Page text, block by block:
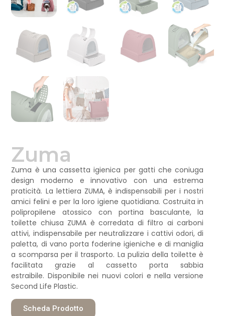
Zuma
Zuma è una cassetta igienica per gatti che coniuga
design moderno e innovativo con una estrema
praticità. La lettiera ZUMA, è indispensabili per i nostri
amici felini e per la loro igiene quotidiana. Costruita in
polipropilene atossico con portina basculante, la
toilette chiusa ZUMA è corredata di filtro ai carboni
attivi, indispensabile per neutralizzare i cattivi odori, di
paletta, di vano porta foderine igieniche e di maniglia
a scomparsa per il trasporto. La pulizia della toilette è
facilitata grazie al cassetto porta sabbia
estraibile. Disponibile nei nuovi colori e nella versione
Second Life Plastic.
Scheda Prodotto